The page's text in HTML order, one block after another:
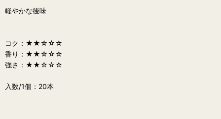
軽やかな後味
コク：★★☆☆☆
香り：★★☆☆☆
強さ：★★☆☆☆
入数/1個：20本